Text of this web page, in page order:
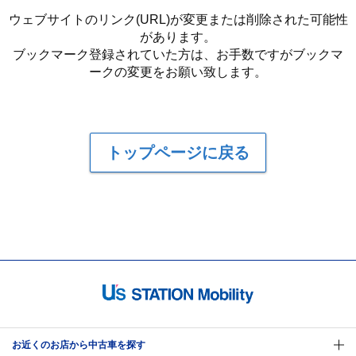
ウェブサイトのリンク(URL)が変更または削除された可能性
があります。
ブックマーク登録されていた方は、お手数ですがブックマ
ークの変更をお願い致します。
トップページに戻る
お近くのお店から中古車を探す